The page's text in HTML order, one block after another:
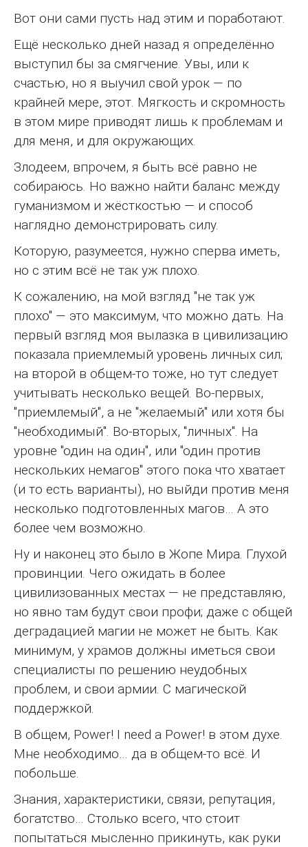
Вот они сами пусть над этим и поработают.
Ещё несколько дней назад я определённо
выступил бы за смягчение. Увы, или к
счастью, но я выучил свой урок — по
крайней мере, этот. Мягкость и скромность
в этом мире приводят лишь к проблемам и
для меня, и для окружающих.
Злодеем, впрочем, я быть всё равно не
собираюсь. Но важно найти баланс между
гуманизмом и жёсткостью — и способ
наглядно демонстрировать силу.
Которую, разумеется, нужно сперва иметь,
но с этим всё не так уж плохо.
К сожалению, на мой взгляд "не так уж
плохо" — это максимум, что можно дать. На
первый взгляд моя вылазка в цивилизацию
показала приемлемый уровень личных сил;
на второй в общем-то тоже, но тут следует
учитывать несколько вещей. Во-первых,
"приемлемый", а не "желаемый" или хотя бы
"необходимый". Во-вторых, "личных". На
уровне "один на один", или "один против
нескольких немагов" этого пока что хватает
(и то есть варианты), но выйди против меня
несколько подготовленных магов… А это
более чем возможно.
Ну и наконец это было в Жопе Мира. Глухой
провинции. Чего ожидать в более
цивилизованных местах — не представляю,
но явно там будут свои профи; даже с общей
деградацией магии не может не быть. Как
минимум, у храмов должны иметься свои
специалисты по решению неудобных
проблем, и свои армии. С магической
поддержкой.
В общем, Power! I need a Power! в этом духе.
Мне необходимо… да в общем-то всё. И
побольше.
Знания, характеристики, связи, репутация,
богатство… Столько всего, что стоит
попытаться мысленно прикинуть, как руки